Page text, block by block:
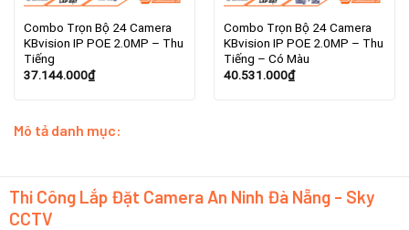
Combo Trọn Bộ 24 Camera
KBvision IP POE 2.0MP – Thu
Tiếng
37.144.000₫
Combo Trọn Bộ 24 Camera
KBvision IP POE 2.0MP – Thu
Tiếng – Có Màu
40.531.000₫
Mô tả danh mục:
Thi Công Lắp Đặt Camera An Ninh Đà Nẵng - Sky
CCTV